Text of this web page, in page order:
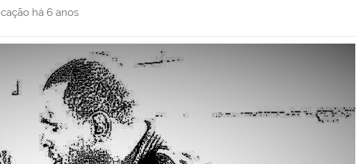
há 6 anos